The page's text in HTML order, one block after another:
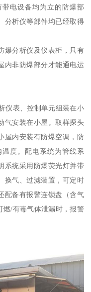
电设备均为立的防爆部
分析仪等部件均已经取得
爆分析仪及仪表柜，只有
内非防爆部分才能通电运
仪表、控制单元组装在小
气安装在小屋。取样探头
屋内安装有防爆空调，防
度。配电系统为管线系
系统采用防爆荧光灯并带
换气、过滤装置，可定时
配备有报警连锁盘（含气
燃/有毒气体泄漏时，报警